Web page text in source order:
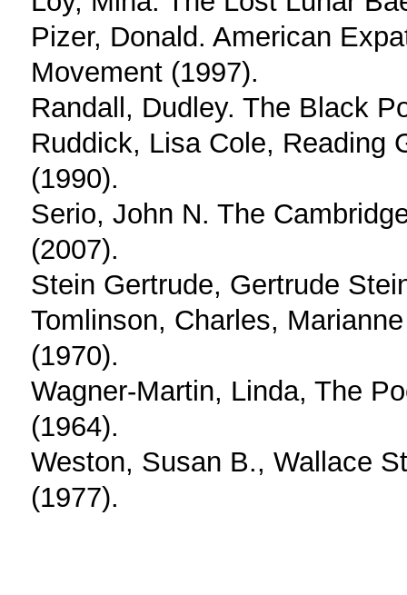
Pizer, Donald. American
Movement (1997).
Randall, Dudley. The Black
Ruddick, Lisa Cole, Reading
(1990).
Serio, John N. The
(2007).
Stein Gertrude, Gertrude
Tomlinson, Charles,
(1970).
Wagner-Martin, Linda, The
(1964).
Weston, Susan B., Wallace
(1977).